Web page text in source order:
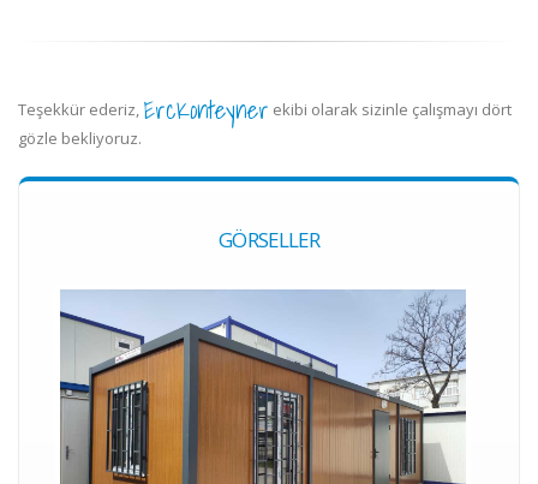
Teşekkür ederiz, ErcKonteyner ekibi olarak sizinle çalışmayı dört
gözle bekliyoruz.
GÖRSELLER